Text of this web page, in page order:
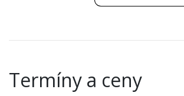
Termíny a ceny